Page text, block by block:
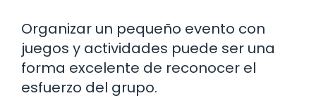
Organizar un pequeño evento con
juegos y actividades puede ser una
forma excelente de reconocer el
esfuerzo del grupo.